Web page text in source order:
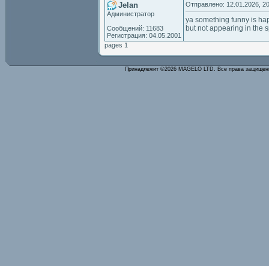
Jelan
Администратор
Сообщений: 11683
Регистрация: 04.05.2001
Отправлено: 12.01.2026,
ya something funny is
but not appearing in the
pages 1
Принадлежит ©2026 MAGELO LTD. Все права